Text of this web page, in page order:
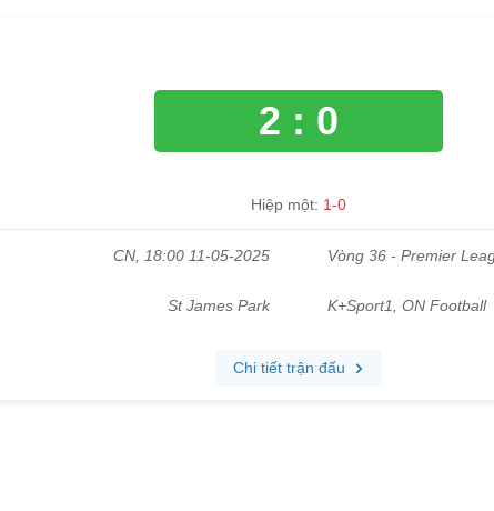
2 : 0
Hiệp một: 1-0
CN, 18:00 11-05-2025 Vòng 36 - Premier
St James Park K+Sport1, ON Football
Chi tiết trận đấu